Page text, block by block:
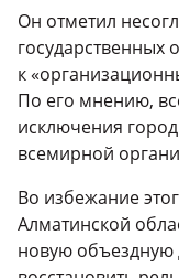
Он отметил
государственных
к
По его мнению,
исключения
всемирной
Во избежание
Алматинской
новую объездную